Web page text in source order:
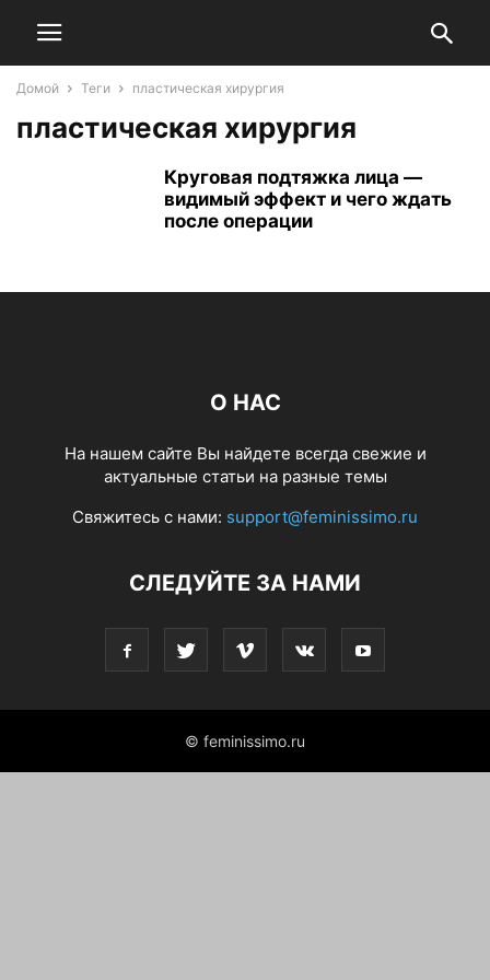
Домой Теги пластическая хирургия
пластическая хирургия
Круговая подтяжка лица —
видимый эффект и чего ждать
после операции
О НАС
На нашем сайте Вы найдете всегда свежие и
актуальные статьи на разные темы
Свяжитесь с нами: support@feminissimo.ru
СЛЕДУЙТЕ ЗА НАМИ
© feminissimo.ru